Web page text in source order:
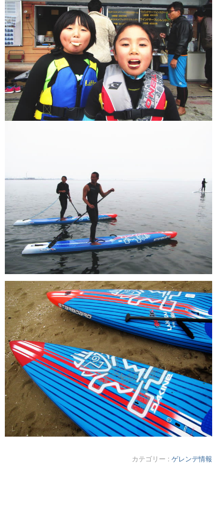
カテゴリー : ゲレンデ情報